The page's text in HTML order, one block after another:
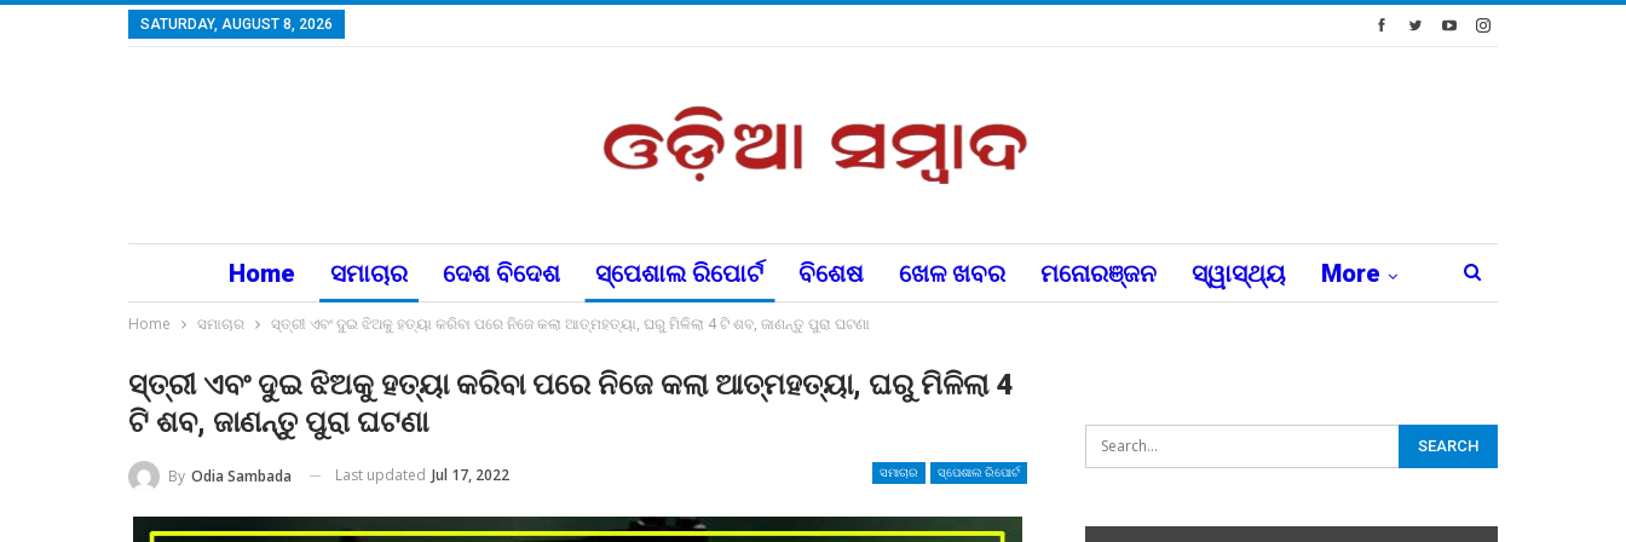
SATURDAY, AUGUST 8, 2026
Home ସମାଚାର ଦେଶ ବିଦେଶ ସ୍ପେଶାଲ ରିପୋର୍ଟ ବିଶେଷ ଖେଳ ଖବର ମନୋରଞ୍ଜନ ସ୍ୱାସ୍ଥ୍ୟ More
Home ସମାଚାର ସ୍ତ୍ରୀ ଏବଂ ଦୁଇ ଝିଅକୁ ହତ୍ୟା କରିବା ପରେ ନିଜେ କଲା ଆତ୍ମହତ୍ୟା, ଘରୁ ମିଳିଲା 4 ଟି ଶବ, ଜାଣନ୍ତୁ ପୁରା ଘଟଣା
ସ୍ତ୍ରୀ ଏବଂ ଦୁଇ ଝିଅକୁ ହତ୍ୟା କରିବା ପରେ ନିଜେ କଲା ଆତ୍ମହତ୍ୟା, ଘରୁ ମିଳିଲା 4
ଟି ଶବ, ଜାଣନ୍ତୁ ପୁରା ଘଟଣା
ସମାଚାର ସ୍ପେଶାଲ ରିପୋର୍ଟ
By Odia Sambada Last updated Jul 17, 2022